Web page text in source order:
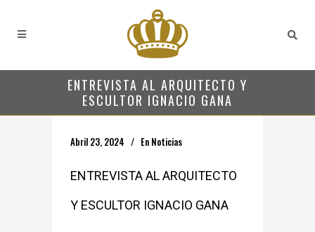
ENTREVISTA AL ARQUITECTO Y
ESCULTOR IGNACIO GANA
Abril 23, 2024 En Noticias
ENTREVISTA AL ARQUITECTO
Y ESCULTOR IGNACIO GANA